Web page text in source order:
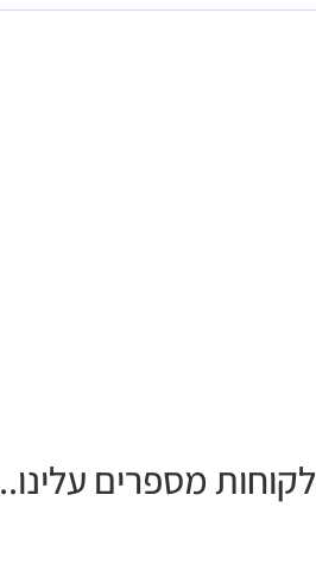
לקוחות מספרים עלינו..